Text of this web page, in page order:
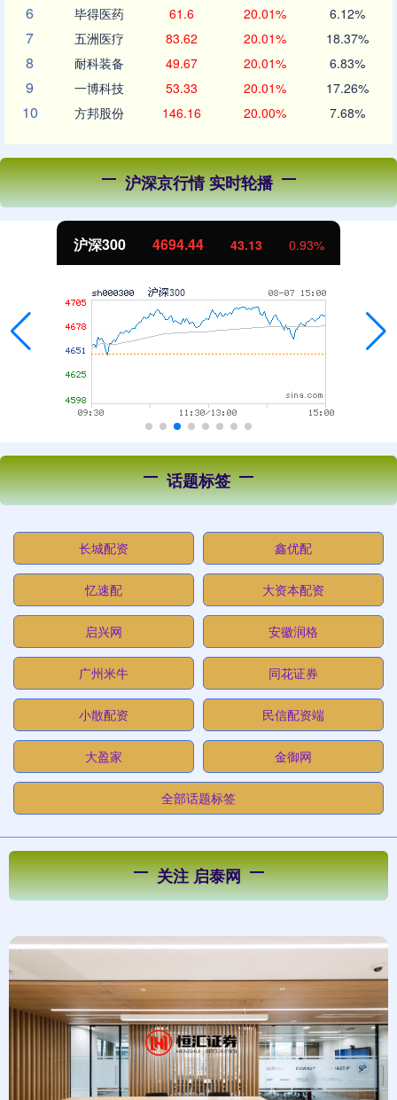
6 毕得医药 61.6 20.01% 6.12%
7 五洲医疗 83.62 20.01% 18.37%
8 耐科装备 49.67 20.01% 6.83%
9 一博科技 53.33 20.01% 17.26%
10 方邦股份 146.16 20.00% 7.68%
沪深京行情 实时轮播
沪深300 4694.44 43.13 0.93%
话题标签
长城配资 鑫优配
忆速配 大资本配资
启兴网 安徽润格
广州米牛 同花证券
小散配资 民信配资端
大盈家 金御网
全部话题标签
关注 启泰网